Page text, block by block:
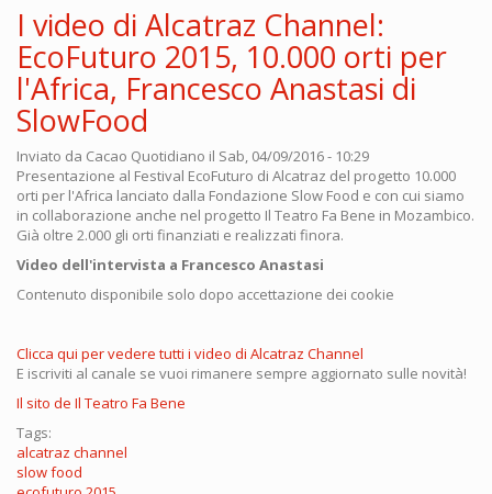
I video di Alcatraz Channel:
EcoFuturo 2015, 10.000 orti per
l'Africa, Francesco Anastasi di
SlowFood
Inviato da Cacao Quotidiano il Sab, 04/09/2016 - 10:29
Presentazione al Festival EcoFuturo di Alcatraz del progetto 10.000
orti per l'Africa lanciato dalla Fondazione Slow Food e con cui siamo
in collaborazione anche nel progetto Il Teatro Fa Bene in Mozambico.
Già oltre 2.000 gli orti finanziati e realizzati finora.
Video dell'intervista a Francesco Anastasi
Contenuto disponibile solo dopo accettazione dei cookie
Clicca qui per vedere tutti i video di Alcatraz Channel
E iscriviti al canale se vuoi rimanere sempre aggiornato sulle novità!
Il sito de Il Teatro Fa Bene
Tags:
alcatraz channel
slow food